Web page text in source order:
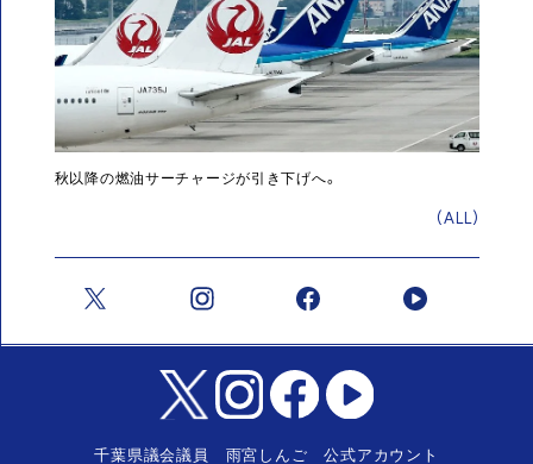
秋以降の燃油サーチャージが引き下げへ。
(ALL)
千葉県議会議員 雨宮しんご 公式アカウント